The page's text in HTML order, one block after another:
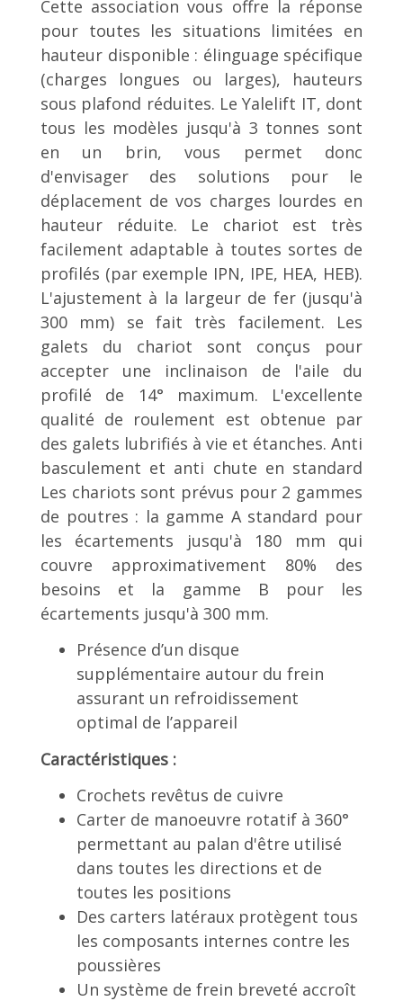
Cette association vous offre la réponse
pour toutes les situations limitées en
hauteur disponible : élinguage spécifique
(charges longues ou larges), hauteurs
sous plafond réduites. Le Yalelift IT, dont
tous les modèles jusqu'à 3 tonnes sont
en un brin, vous permet donc
d'envisager des solutions pour le
déplacement de vos charges lourdes en
hauteur réduite. Le chariot est très
facilement adaptable à toutes sortes de
profilés (par exemple IPN, IPE, HEA, HEB).
L'ajustement à la largeur de fer (jusqu'à
300 mm) se fait très facilement. Les
galets du chariot sont conçus pour
accepter une inclinaison de l'aile du
profilé de 14° maximum. L'excellente
qualité de roulement est obtenue par
des galets lubrifiés à vie et étanches. Anti
basculement et anti chute en standard
Les chariots sont prévus pour 2 gammes
de poutres : la gamme A standard pour
les écartements jusqu'à 180 mm qui
couvre approximativement 80% des
besoins et la gamme B pour les
écartements jusqu'à 300 mm.
Présence d’un disque
supplémentaire autour du frein
assurant un refroidissement
optimal de l’appareil
Caractéristiques :
Crochets revêtus de cuivre
Carter de manoeuvre rotatif à 360°
permettant au palan d'être utilisé
dans toutes les directions et de
toutes les positions
Des carters latéraux protègent tous
les composants internes contre les
poussières
Un système de frein breveté accroît